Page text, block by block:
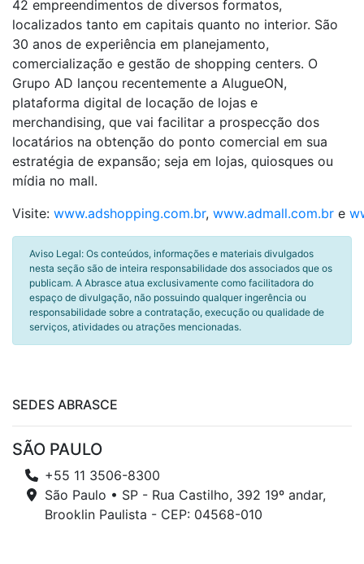
42 empreendimentos de diversos formatos,
localizados tanto em capitais quanto no interior. São
30 anos de experiência em planejamento,
comercialização e gestão de shopping centers. O
Grupo AD lançou recentemente a AlugueON,
plataforma digital de locação de lojas e
merchandising, que vai facilitar a prospecção dos
locatários na obtenção do ponto comercial em sua
estratégia de expansão; seja em lojas, quiosques ou
mídia no mall.
Visite: www.adshopping.com.br, www.admall.com.br e
Aviso Legal: Os conteúdos, informações e materiais divulgados
nesta seção são de inteira responsabilidade dos associados que os
publicam. A Abrasce atua exclusivamente como facilitadora do
espaço de divulgação, não possuindo qualquer ingerência ou
responsabilidade sobre a contratação, execução ou qualidade de
serviços, atividades ou atrações mencionadas.
SEDES ABRASCE
SÃO PAULO
+55 11 3506-8300
São Paulo • SP - Rua Castilho, 392 19º andar,
Brooklin Paulista - CEP: 04568-010